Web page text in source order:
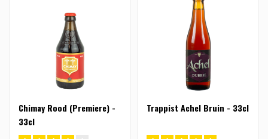
Chimay Rood (Premiere) -
33cl
Trappist Achel Bruin - 33cl